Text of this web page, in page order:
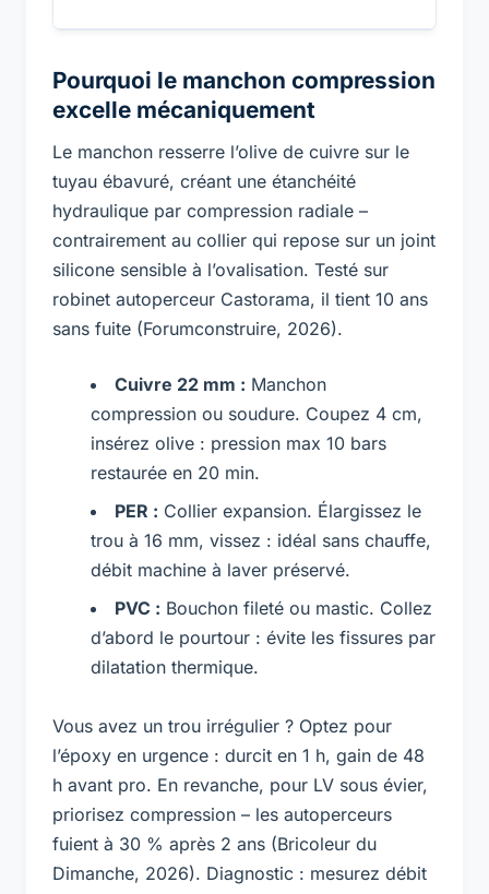
Pourquoi le manchon compression
excelle mécaniquement
Le manchon resserre l’olive de cuivre sur le
tuyau ébavuré, créant une étanchéité
hydraulique par compression radiale –
contrairement au collier qui repose sur un joint
silicone sensible à l’ovalisation. Testé sur
robinet autoperceur Castorama, il tient 10 ans
sans fuite (Forumconstruire, 2026).
Cuivre 22 mm : Manchon
compression ou soudure. Coupez 4 cm,
insérez olive : pression max 10 bars
restaurée en 20 min.
PER : Collier expansion. Élargissez le
trou à 16 mm, vissez : idéal sans chauffe,
débit machine à laver préservé.
PVC : Bouchon fileté ou mastic. Collez
d’abord le pourtour : évite les fissures par
dilatation thermique.
Vous avez un trou irrégulier ? Optez pour
l’époxy en urgence : durcit en 1 h, gain de 48
h avant pro. En revanche, pour LV sous évier,
priorisez compression – les autoperceurs
fuient à 30 % après 2 ans (Bricoleur du
Dimanche, 2026). Diagnostic : mesurez débit